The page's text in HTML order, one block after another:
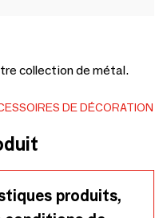
collection de métal.
DE DÉCORATION
produits,